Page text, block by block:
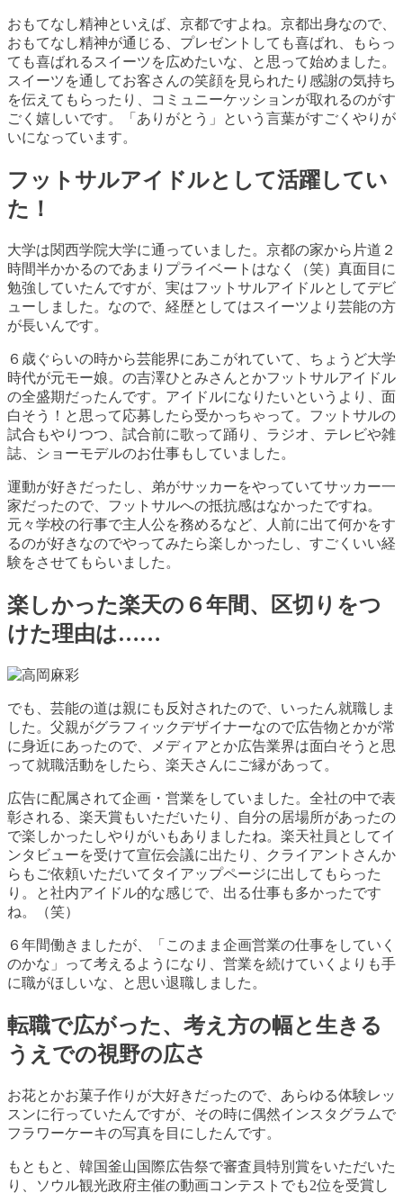
おもてなし精神といえば、京都ですよね。京都出身なので、
おもてなし精神が通じる、プレゼントしても喜ばれ、もらっ
ても喜ばれるスイーツを広めたいな、と思って始めました。
スイーツを通してお客さんの笑顔を見られたり感謝の気持ち
を伝えてもらったり、コミュニーケッションが取れるのがす
ごく嬉しいです。「ありがとう」という言葉がすごくやりが
いになっています。
フットサルアイドルとして活躍してい
た！
大学は関西学院大学に通っていました。京都の家から片道２
時間半かかるのであまりプライベートはなく（笑）真面目に
勉強していたんですが、実はフットサルアイドルとしてデビ
ューしました。なので、経歴としてはスイーツより芸能の方
が長いんです。
６歳ぐらいの時から芸能界にあこがれていて、ちょうど大学
時代が元モー娘。の吉澤ひとみさんとかフットサルアイドル
の全盛期だったんです。アイドルになりたいというより、面
白そう！と思って応募したら受かっちゃって。フットサルの
試合もやりつつ、試合前に歌って踊り、ラジオ、テレビや雑
誌、ショーモデルのお仕事もしていました。
運動が好きだったし、弟がサッカーをやっていてサッカー一
家だったので、フットサルへの抵抗感はなかったですね。
元々学校の行事で主人公を務めるなど、人前に出て何かをす
るのが好きなのでやってみたら楽しかったし、すごくいい経
験をさせてもらいました。
楽しかった楽天の６年間、区切りをつ
けた理由は……
でも、芸能の道は親にも反対されたので、いったん就職しま
した。父親がグラフィックデザイナーなので広告物とかが常
に身近にあったので、メディアとか広告業界は面白そうと思
って就職活動をしたら、楽天さんにご縁があって。
広告に配属されて企画・営業をしていました。全社の中で表
彰される、楽天賞もいただいたり、自分の居場所があったの
で楽しかったしやりがいもありましたね。楽天社員としてイ
ンタビューを受けて宣伝会議に出たり、クライアントさんか
らもご依頼いただいてタイアップページに出してもらった
り。と社内アイドル的な感じで、出る仕事も多かったです
ね。（笑）
６年間働きましたが、「このまま企画営業の仕事をしていく
のかな」って考えるようになり、営業を続けていくよりも手
に職がほしいな、と思い退職しました。
転職で広がった、考え方の幅と生きる
うえでの視野の広さ
お花とかお菓子作りが大好きだったので、あらゆる体験レッ
スンに行っていたんですが、その時に偶然インスタグラムで
フラワーケーキの写真を目にしたんです。
もともと、韓国釜山国際広告祭で審査員特別賞をいただいた
り、ソウル観光政府主催の動画コンテストでも2位を受賞し